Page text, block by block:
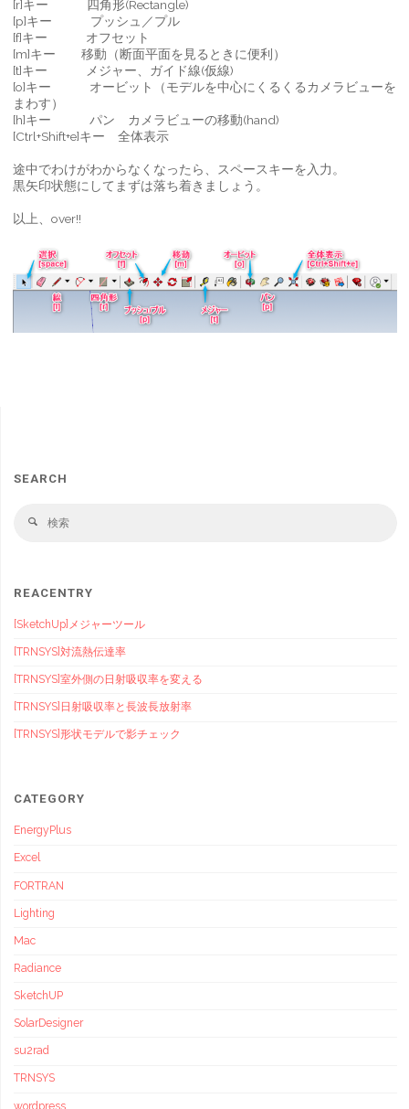
[r]キー 四角形(Rectangle)
[p]キー プッシュ／プル
[f]キー オフセット
[m]キー 移動（断面平面を見るときに便利）
[t]キー メジャー、ガイド線(仮線)
[o]キー オービット（モデルを中心にくるくるカメラビューを
まわす）
[h]キー パン カメラビューの移動(hand)
[Ctrl+Shift+e]キー 全体表示
途中でわけがわからなくなったら、スペースキーを入力。
黒矢印状態にしてまずは落ち着きましょう。
以上、over!!
SEARCH
検
REACENTRY
[SketchUp]メジャーツール
[TRNSYS]対流熱伝達率
[TRNSYS]室外側の日射吸収率を変える
[TRNSYS]日射吸収率と長波長放射率
[TRNSYS]形状モデルで影チェック
CATEGORY
EnergyPlus
Excel
FORTRAN
Lighting
Mac
Radiance
SketchUP
SolarDesigner
su2rad
TRNSYS
wordpress